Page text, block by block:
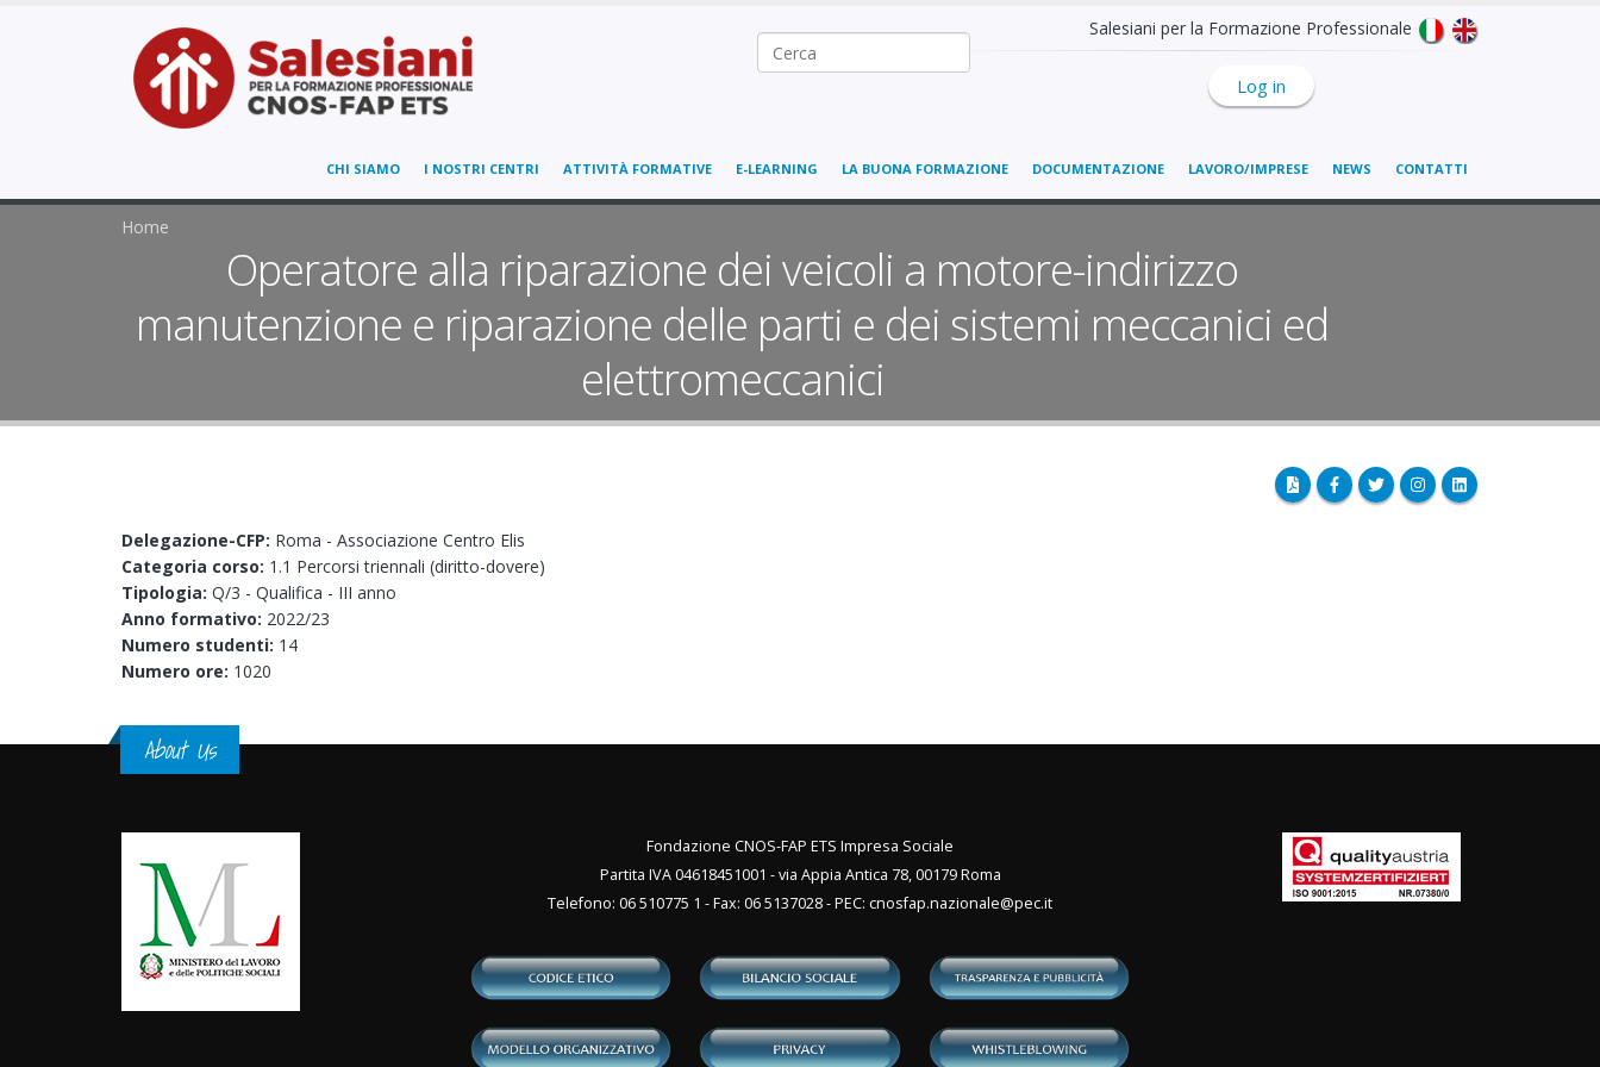
Salesiani per la Formazione Professionale
Log in
Ricerca nel sito
CHI SIAMO I NOSTRI CENTRI ATTIVITÀ FORMATIVE E-LEARNING LA BUONA FORMAZIONE DOCUMENTAZIONE LAVORO/IMPRESE NEWS CONTATTI
Home
Operatore alla riparazione dei veicoli a motore-indirizzo
manutenzione e riparazione delle parti e dei sistemi meccanici ed
elettromeccanici
Delegazione-CFP: Roma - Associazione Centro Elis
Categoria corso: 1.1 Percorsi triennali (diritto-dovere)
Tipologia: Q/3 - Qualifica - III anno
Anno formativo: 2022/23
Numero studenti: 14
Numero ore: 1020
About Us
Fondazione CNOS-FAP ETS Impresa Sociale
Partita IVA 04618451001 - via Appia Antica 78, 00179 Roma
Telefono: 06 510775 1 - Fax: 06 5137028 - PEC: cnosfap.nazionale@pec.it